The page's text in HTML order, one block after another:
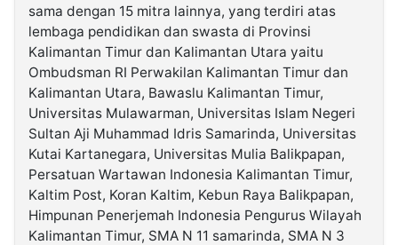
sama dengan 15 mitra lainnya, yang terdiri atas
lembaga pendidikan dan swasta di Provinsi
Kalimantan Timur dan Kalimantan Utara yaitu
Ombudsman RI Perwakilan Kalimantan Timur dan
Kalimantan Utara, Bawaslu Kalimantan Timur,
Universitas Mulawarman, Universitas Islam Negeri
Sultan Aji Muhammad Idris Samarinda, Universitas
Kutai Kartanegara, Universitas Mulia Balikpapan,
Persatuan Wartawan Indonesia Kalimantan Timur,
Kaltim Post, Koran Kaltim, Kebun Raya Balikpapan,
Himpunan Penerjemah Indonesia Pengurus Wilayah
Kalimantan Timur, SMA N 11 samarinda, SMA N 3